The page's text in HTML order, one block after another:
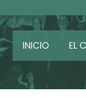
INICIO EL